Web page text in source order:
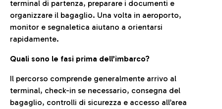
terminal di partenza, preparare i documenti e
organizzare il bagaglio. Una volta in aeroporto,
monitor e segnaletica aiutano a orientarsi
rapidamente.
Quali sono le fasi prima dell’imbarco?
Il percorso comprende generalmente arrivo al
terminal, check-in se necessario, consegna del
bagaglio, controlli di sicurezza e accesso all’area